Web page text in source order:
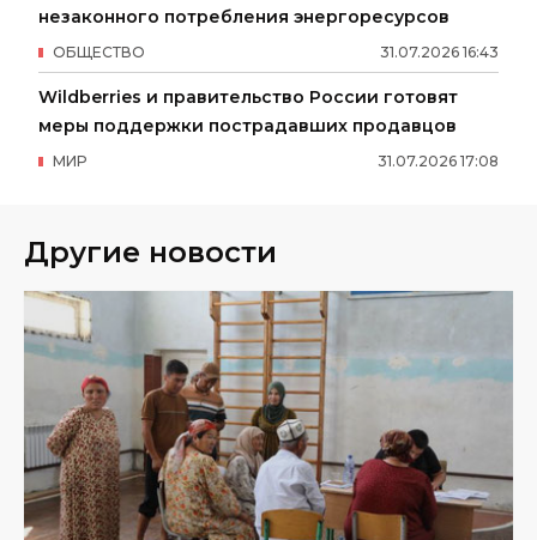
незаконного потребления энергоресурсов
31.07.2026 16:43
ОБЩЕСТВО
Wildberries и правительство России готовят
меры поддержки пострадавших продавцов
31.07.2026 17:08
МИР
Другие новости